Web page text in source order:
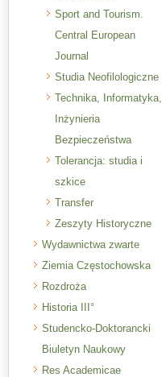
Sport and Tourism.
Central European
Journal
Studia Neofilologiczne
Technika, Informatyka,
Inżynieria
Bezpieczeństwa
Tolerancja: studia i
szkice
Transfer
Zeszyty Historyczne
Wydawnictwa zwarte
Ziemia Częstochowska
Rozdroża
Historia III°
Studencko-Doktorancki
Biuletyn Naukowy
Res Academicae